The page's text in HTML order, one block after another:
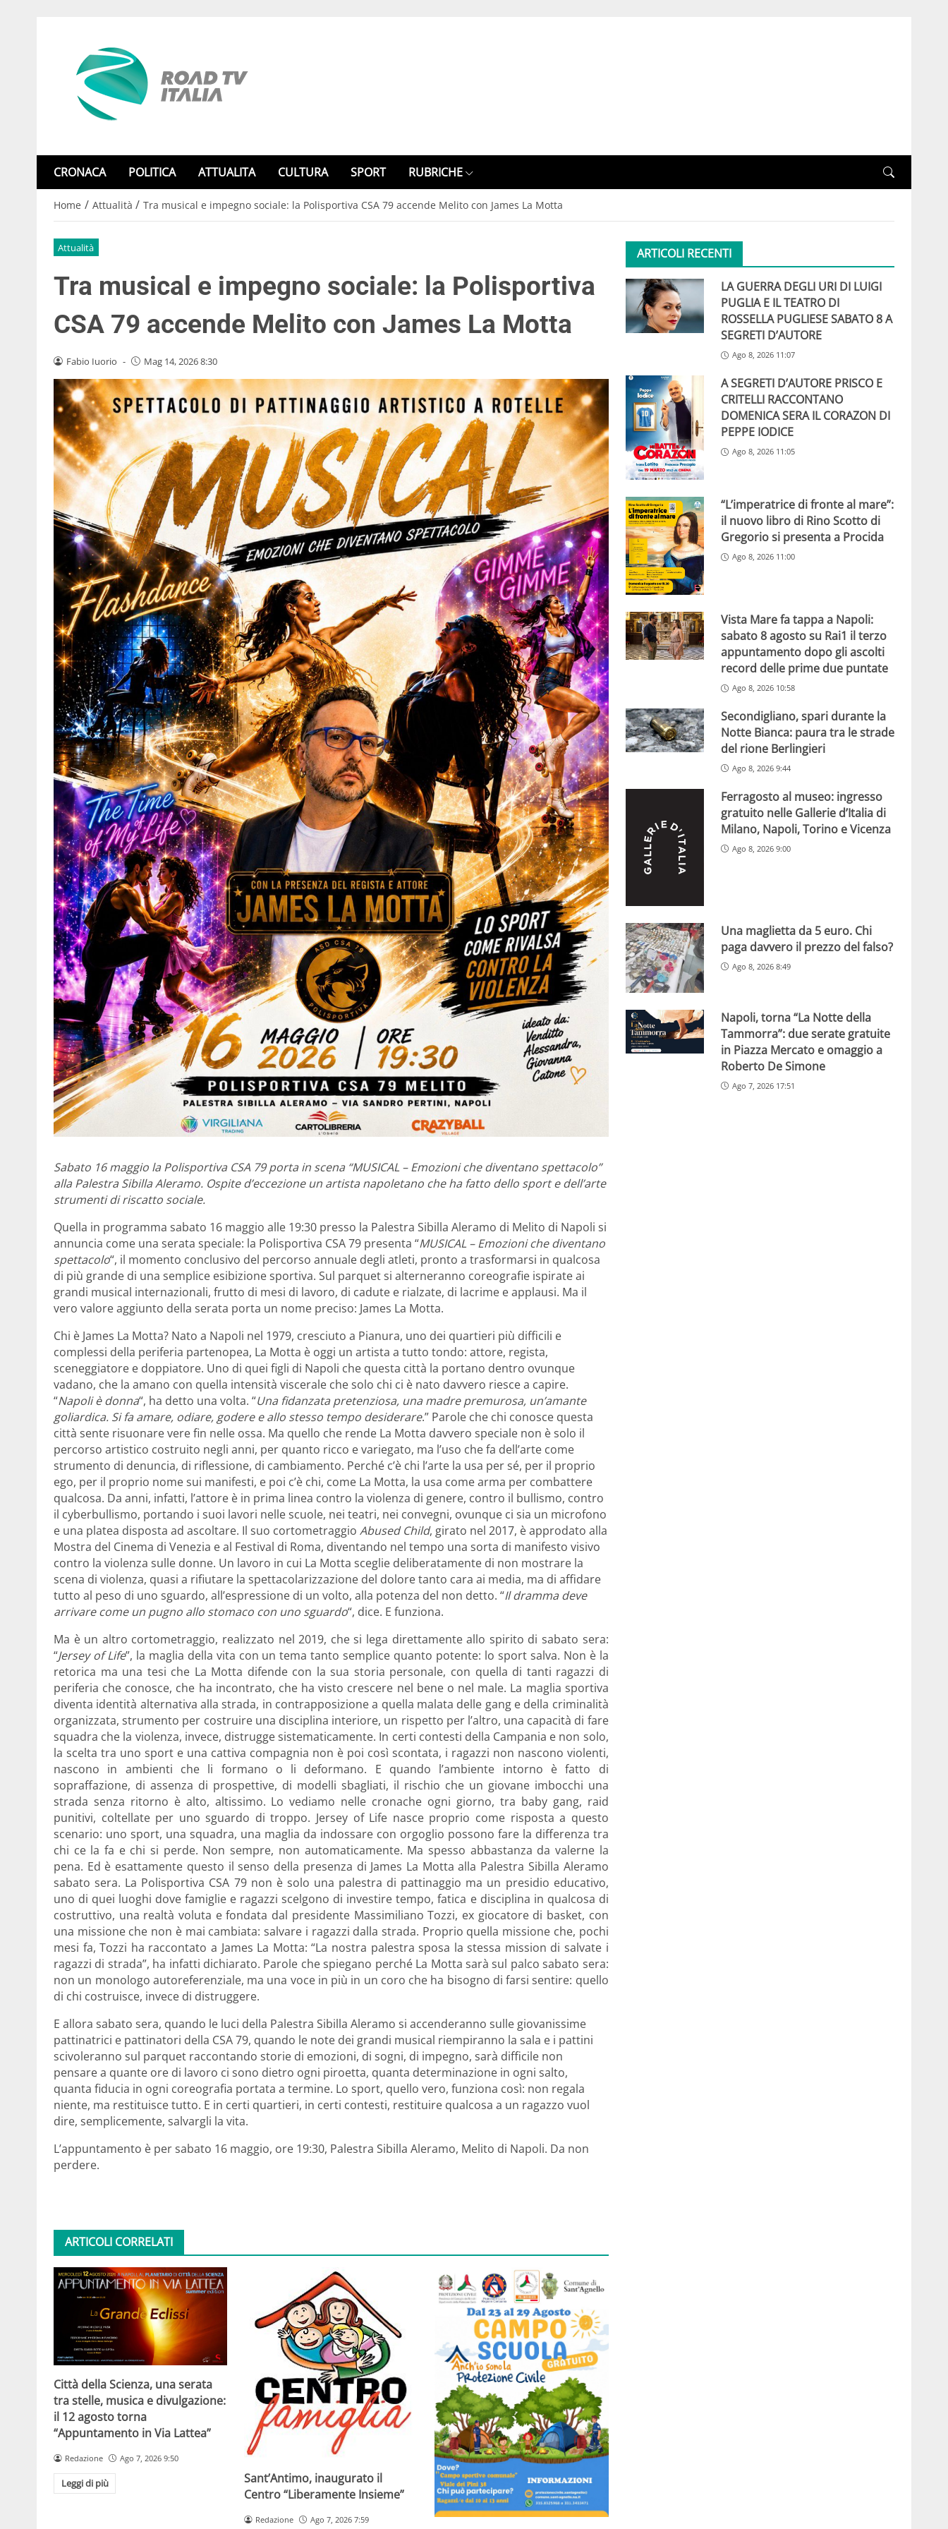
CRONACA POLITICA ATTUALITA CULTURA SPORT RUBRICHE
Home / Attualità / Tra musical e impegno sociale: la Polisportiva CSA 79 accende Melito con James La Motta
Attualità
Tra musical e impegno sociale: la Polisportiva
CSA 79 accende Melito con James La Motta
Fabio Iuorio - Mag 14, 2026 8:30
Sabato 16 maggio la Polisportiva CSA 79 porta in scena “MUSICAL – Emozioni che diventano spettacolo”
alla Palestra Sibilla Aleramo. Ospite d’eccezione un artista napoletano che ha fatto dello sport e dell’arte
strumenti di riscatto sociale.
Quella in programma sabato 16 maggio alle 19:30 presso la Palestra Sibilla Aleramo di Melito di Napoli si
annuncia come una serata speciale: la Polisportiva CSA 79 presenta “MUSICAL – Emozioni che diventano
spettacolo“, il momento conclusivo del percorso annuale degli atleti, pronto a trasformarsi in qualcosa
di più grande di una semplice esibizione sportiva. Sul parquet si alterneranno coreografie ispirate ai
grandi musical internazionali, frutto di mesi di lavoro, di cadute e rialzate, di lacrime e applausi. Ma il
vero valore aggiunto della serata porta un nome preciso: James La Motta.
Chi è James La Motta? Nato a Napoli nel 1979, cresciuto a Pianura, uno dei quartieri più difficili e
complessi della periferia partenopea, La Motta è oggi un artista a tutto tondo: attore, regista,
sceneggiatore e doppiatore. Uno di quei figli di Napoli che questa città la portano dentro ovunque
vadano, che la amano con quella intensità viscerale che solo chi ci è nato davvero riesce a capire.
“Napoli è donna“, ha detto una volta. “Una fidanzata pretenziosa, una madre premurosa, un’amante
goliardica. Si fa amare, odiare, godere e allo stesso tempo desiderare.” Parole che chi conosce questa
città sente risuonare vere fin nelle ossa. Ma quello che rende La Motta davvero speciale non è solo il
percorso artistico costruito negli anni, per quanto ricco e variegato, ma l’uso che fa dell’arte come
strumento di denuncia, di riflessione, di cambiamento. Perché c’è chi l’arte la usa per sé, per il proprio
ego, per il proprio nome sui manifesti, e poi c’è chi, come La Motta, la usa come arma per combattere
qualcosa. Da anni, infatti, l’attore è in prima linea contro la violenza di genere, contro il bullismo, contro
il cyberbullismo, portando i suoi lavori nelle scuole, nei teatri, nei convegni, ovunque ci sia un microfono
e una platea disposta ad ascoltare. Il suo cortometraggio Abused Child, girato nel 2017, è approdato alla
Mostra del Cinema di Venezia e al Festival di Roma, diventando nel tempo una sorta di manifesto visivo
contro la violenza sulle donne. Un lavoro in cui La Motta sceglie deliberatamente di non mostrare la
scena di violenza, quasi a rifiutare la spettacolarizzazione del dolore tanto cara ai media, ma di affidare
tutto al peso di uno sguardo, all’espressione di un volto, alla potenza del non detto. “Il dramma deve
arrivare come un pugno allo stomaco con uno sguardo“, dice. E funziona.
Ma è un altro cortometraggio, realizzato nel 2019, che si lega direttamente allo spirito di sabato sera:
“Jersey of Life”, la maglia della vita con un tema tanto semplice quanto potente: lo sport salva. Non è la
retorica ma una tesi che La Motta difende con la sua storia personale, con quella di tanti ragazzi di
periferia che conosce, che ha incontrato, che ha visto crescere nel bene o nel male. La maglia sportiva
diventa identità alternativa alla strada, in contrapposizione a quella malata delle gang e della criminalità
organizzata, strumento per costruire una disciplina interiore, un rispetto per l’altro, una capacità di fare
squadra che la violenza, invece, distrugge sistematicamente. In certi contesti della Campania e non solo,
la scelta tra uno sport e una cattiva compagnia non è poi così scontata, i ragazzi non nascono violenti,
nascono in ambienti che li formano o li deformano. E quando l’ambiente intorno è fatto di
sopraffazione, di assenza di prospettive, di modelli sbagliati, il rischio che un giovane imbocchi una
strada senza ritorno è alto, altissimo. Lo vediamo nelle cronache ogni giorno, tra baby gang, raid
punitivi, coltellate per uno sguardo di troppo. Jersey of Life nasce proprio come risposta a questo
scenario: uno sport, una squadra, una maglia da indossare con orgoglio possono fare la differenza tra
chi ce la fa e chi si perde. Non sempre, non automaticamente. Ma spesso abbastanza da valerne la
pena. Ed è esattamente questo il senso della presenza di James La Motta alla Palestra Sibilla Aleramo
sabato sera. La Polisportiva CSA 79 non è solo una palestra di pattinaggio ma un presidio educativo,
uno di quei luoghi dove famiglie e ragazzi scelgono di investire tempo, fatica e disciplina in qualcosa di
costruttivo, una realtà voluta e fondata dal presidente Massimiliano Tozzi, ex giocatore di basket, con
una missione che non è mai cambiata: salvare i ragazzi dalla strada. Proprio quella missione che, pochi
mesi fa, Tozzi ha raccontato a James La Motta: “La nostra palestra sposa la stessa mission di salvate i
ragazzi di strada”, ha infatti dichiarato. Parole che spiegano perché La Motta sarà sul palco sabato sera:
non un monologo autoreferenziale, ma una voce in più in un coro che ha bisogno di farsi sentire: quello
di chi costruisce, invece di distruggere.
E allora sabato sera, quando le luci della Palestra Sibilla Aleramo si accenderanno sulle giovanissime
pattinatrici e pattinatori della CSA 79, quando le note dei grandi musical riempiranno la sala e i pattini
scivoleranno sul parquet raccontando storie di emozioni, di sogni, di impegno, sarà difficile non
pensare a quante ore di lavoro ci sono dietro ogni piroetta, quanta determinazione in ogni salto,
quanta fiducia in ogni coreografia portata a termine. Lo sport, quello vero, funziona così: non regala
niente, ma restituisce tutto. E in certi quartieri, in certi contesti, restituire qualcosa a un ragazzo vuol
dire, semplicemente, salvargli la vita.
L’appuntamento è per sabato 16 maggio, ore 19:30, Palestra Sibilla Aleramo, Melito di Napoli. Da non
perdere.
ARTICOLI CORRELATI
Città della Scienza, una serata
tra stelle, musica e divulgazione:
il 12 agosto torna
“Appuntamento in Via Lattea”
Redazione Ago 7, 2026 9:50
Leggi di più
Sant’Antimo, inaugurato il
Centro “Liberamente Insieme”
Redazione Ago 7, 2026 7:59
ARTICOLI RECENTI
LA GUERRA DEGLI URI DI LUIGI
PUGLIA E IL TEATRO DI
ROSSELLA PUGLIESE SABATO 8 A
SEGRETI D’AUTORE
Ago 8, 2026 11:07
A SEGRETI D’AUTORE PRISCO E
CRITELLI RACCONTANO
DOMENICA SERA IL CORAZON DI
PEPPE IODICE
Ago 8, 2026 11:05
“L’imperatrice di fronte al mare”:
il nuovo libro di Rino Scotto di
Gregorio si presenta a Procida
Ago 8, 2026 11:00
Vista Mare fa tappa a Napoli:
sabato 8 agosto su Rai1 il terzo
appuntamento dopo gli ascolti
record delle prime due puntate
Ago 8, 2026 10:58
Secondigliano, spari durante la
Notte Bianca: paura tra le strade
del rione Berlingieri
Ago 8, 2026 9:44
Ferragosto al museo: ingresso
gratuito nelle Gallerie d’Italia di
Milano, Napoli, Torino e Vicenza
Ago 8, 2026 9:00
Una maglietta da 5 euro. Chi
paga davvero il prezzo del falso?
Ago 8, 2026 8:49
Napoli, torna “La Notte della
Tammorra”: due serate gratuite
in Piazza Mercato e omaggio a
Roberto De Simone
Ago 7, 2026 17:51